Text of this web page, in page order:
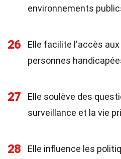
environnements
26
Elle facilite l'accès
personnes
27
Elle soulève des
surveillance et la vie
28
Elle influence les